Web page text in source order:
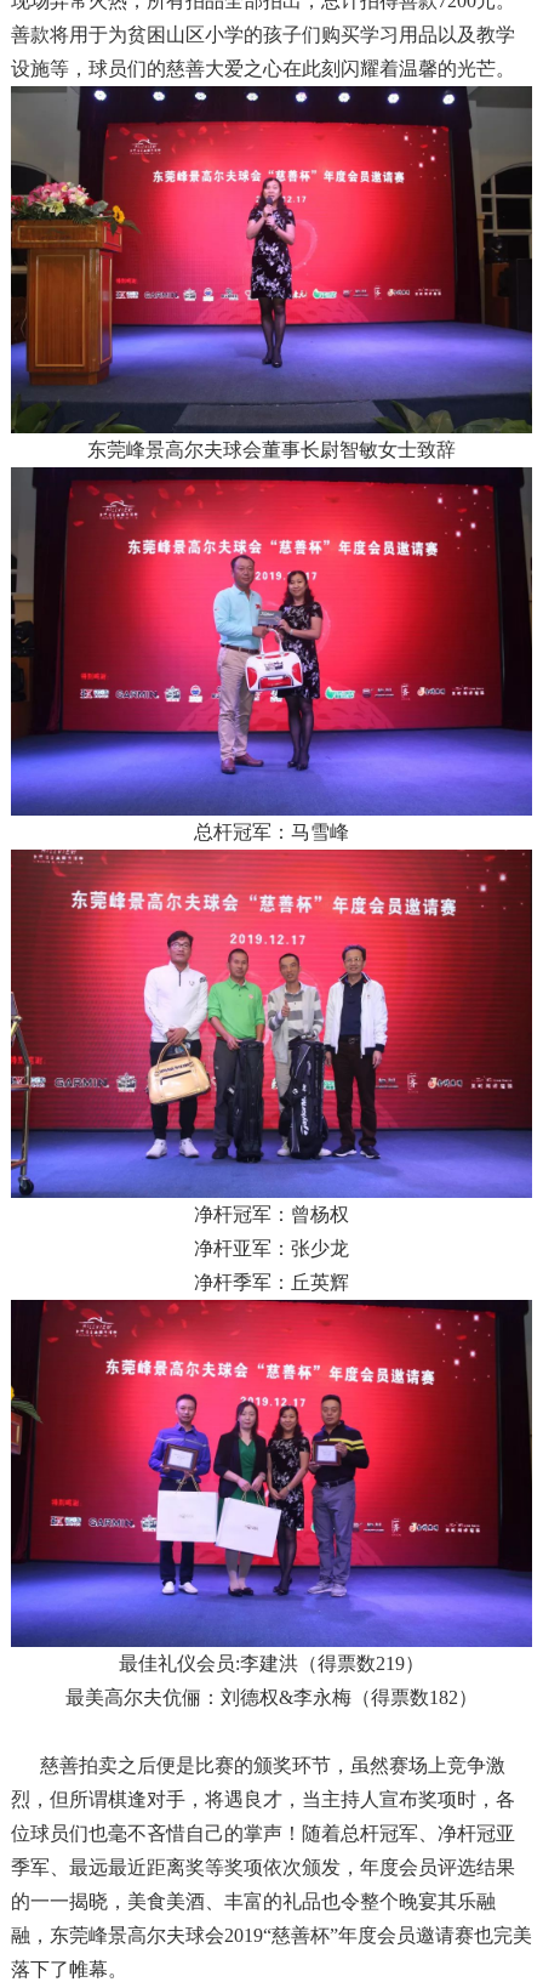
善款将用于为贫困山区小学的孩子们购买学习用品以及教学
设施等，球员们的慈善大爱之心在此刻闪耀着温馨的光芒。
东莞峰景高尔夫球会董事长尉智敏女士致辞
总杆冠军：马雪峰
净杆冠军：曾杨权
净杆亚军：张少龙
净杆季军：丘英辉
最佳礼仪会员:李建洪（得票数219）
最美高尔夫伉俪：刘德权&李永梅（得票数182）
慈善拍卖之后便是比赛的颁奖环节，虽然赛场上竞争激
烈，但所谓棋逢对手，将遇良才，当主持人宣布奖项时，各
位球员们也毫不吝惜自己的掌声！随着总杆冠军、净杆冠亚
季军、最远最近距离奖等奖项依次颁发，年度会员评选结果
的一一揭晓，美食美酒、丰富的礼品也令整个晚宴其乐融
融，东莞峰景高尔夫球会2019“慈善杯”年度会员邀请赛也完美
落下了帷幕。